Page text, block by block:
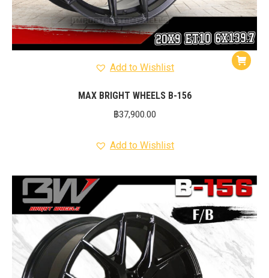
Add to Wishlist
MAX BRIGHT WHEELS B-156
฿37,900.00
Add to Wishlist